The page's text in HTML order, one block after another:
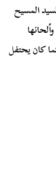
المسيح
كان يحتفل